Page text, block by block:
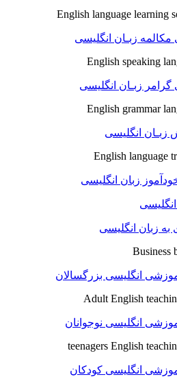
English language learning
زبـان انگلیسی
English speaking
زبـان انگلیسی
English grammar
زبـان انگلیسی
English language
زبان انگلیسی
زبان انگلیسی
Business
انگلیسی بزرگسالان
Adult English
انگلیسی نوجوانان
teenagers English
انگلیسی کودکان